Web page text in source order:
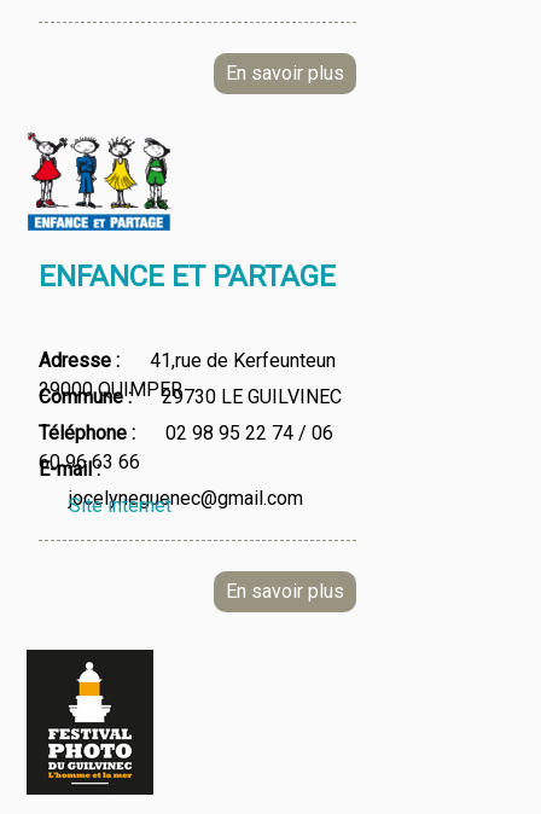
ENFANCE ET PARTAGE
Adresse
41,rue de Kerfeunteun
29000 QUIMPER
Commune
29730 LE GUILVINEC
Téléphone
02 98 95 22 74 / 06
60 96 63 66
E-mail
jocelyneguenec@gmail.com
Site internet